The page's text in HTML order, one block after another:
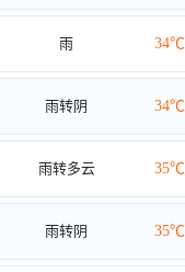
雨 34℃
雨转阴 34℃
雨转多云 35℃
雨转阴 35℃